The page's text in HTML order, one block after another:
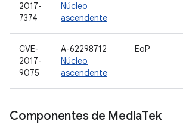
2017-
7374
Núcleo
ascendente
CVE-
2017-
9075
A-62298712
Núcleo
ascendente
EoP
Componentes de MediaTek